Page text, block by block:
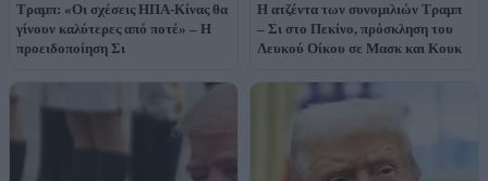
Τραμπ: «Οι σχέσεις ΗΠΑ-Κίνας θα
γίνουν καλύτερες από ποτέ» – Η
προειδοποίηση Σι
Η ατζέντα των συνομιλιών Τραμπ
– Σι στο Πεκίνο, πρόσκληση του
Λευκού Οίκου σε Μασκ και Κουκ